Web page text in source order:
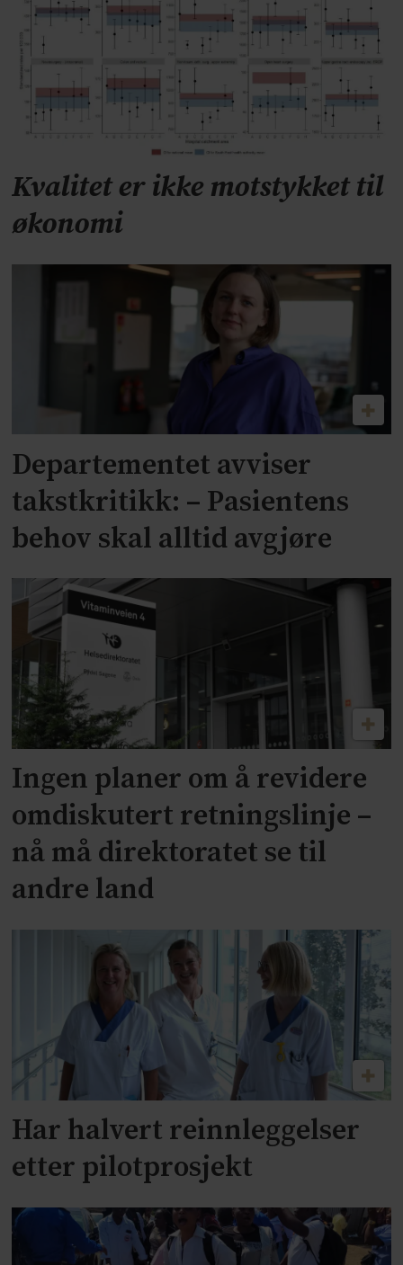
Kvalitet er ikke motstykket til
økonomi
Departementet avviser
takstkritikk: – Pasientens
behov skal alltid avgjøre
Ingen planer om å revidere
omdiskutert retningslinje –
nå må direktoratet se til
andre land
Har halvert reinnleggelser
etter pilotprosjekt